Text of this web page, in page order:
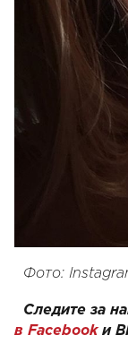
Фото:
Следите за
в Facebookи